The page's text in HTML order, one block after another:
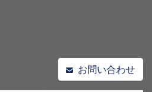
お問い合わせ